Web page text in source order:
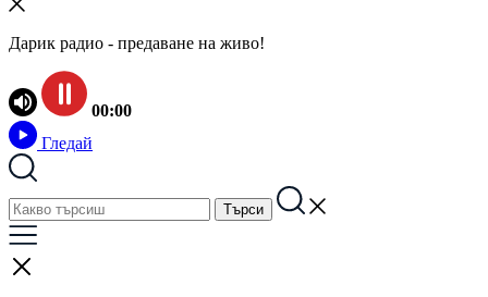
Дарик радио - предаване на живо!
00:00
Гледай